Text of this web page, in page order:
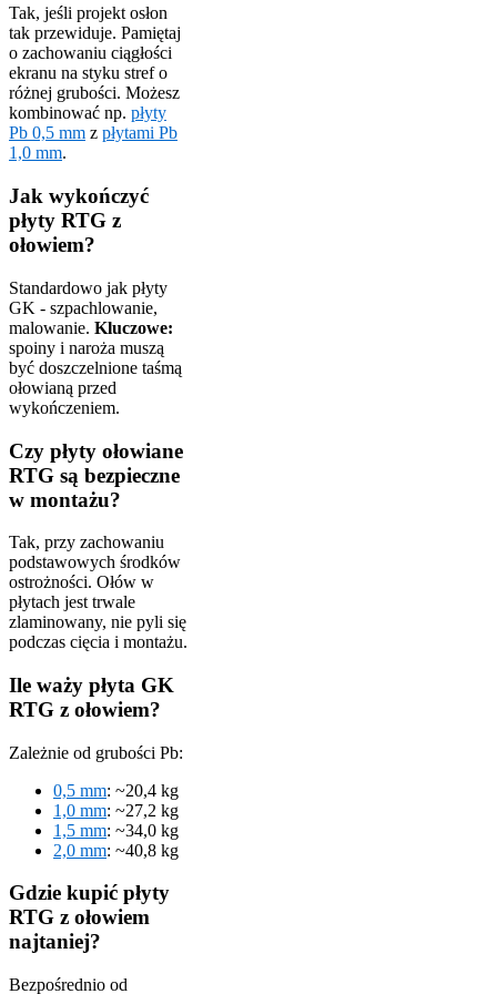
Tak, jeśli projekt osłon
tak przewiduje. Pamiętaj
o zachowaniu ciągłości
ekranu na styku stref o
różnej grubości. Możesz
kombinować np. płyty
Pb 0,5 mm z płytami Pb
1,0 mm.
Jak wykończyć
płyty RTG z
ołowiem?
Standardowo jak płyty
GK - szpachlowanie,
malowanie. Kluczowe:
spoiny i naroża muszą
być doszczelnione taśmą
ołowianą przed
wykończeniem.
Czy płyty ołowiane
RTG są bezpieczne
w montażu?
Tak, przy zachowaniu
podstawowych środków
ostrożności. Ołów w
płytach jest trwale
zlaminowany, nie pyli się
podczas cięcia i montażu.
Ile waży płyta GK
RTG z ołowiem?
Zależnie od grubości Pb:
0,5 mm: ~20,4 kg
1,0 mm: ~27,2 kg
1,5 mm: ~34,0 kg
2,0 mm: ~40,8 kg
Gdzie kupić płyty
RTG z ołowiem
najtaniej?
Bezpośrednio od